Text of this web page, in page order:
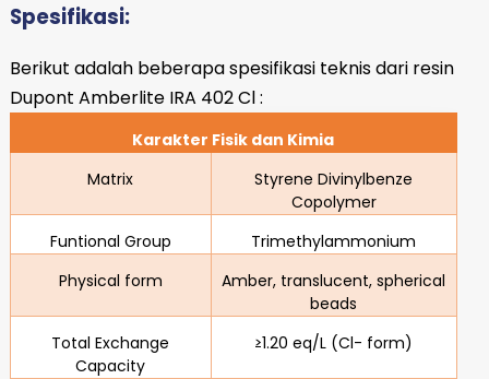
Spesifikasi:
Berikut adalah beberapa spesifikasi teknis dari resin
Dupont Amberlite IRA 402 Cl :
Karakter Fisik dan Kimia
Matrix
Styrene Divinylbenze
Copolymer
Funtional Group
Trimethylammonium
Physical form
Amber, translucent, spherical
beads
Total Exchange
Capacity
≥1.20 eq/L (Cl- form)